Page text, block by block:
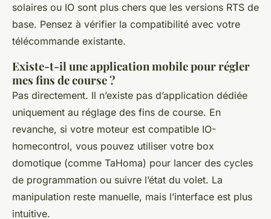
solaires ou IO sont plus chers que les versions RTS de
base. Pensez à vérifier la compatibilité avec votre
télécommande existante.
Existe-t-il une application mobile pour régler
mes fins de course ?
Pas directement. Il n’existe pas d’application dédiée
uniquement au réglage des fins de course. En
revanche, si votre moteur est compatible IO-
homecontrol, vous pouvez utiliser votre box
domotique (comme TaHoma) pour lancer des cycles
de programmation ou suivre l’état du volet. La
manipulation reste manuelle, mais l’interface est plus
intuitive.